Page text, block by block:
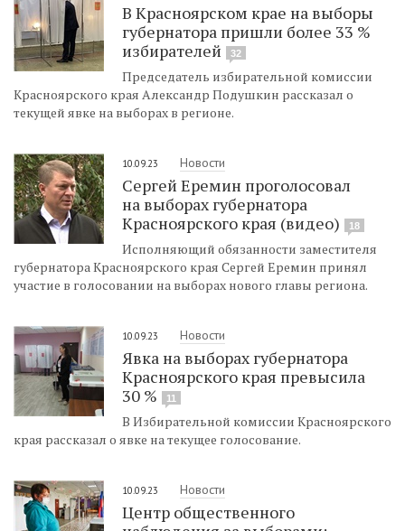
В Красноярском крае на выборы
губернатора пришли более 33 %
избирателей
32
Председатель избирательной комиссии
Красноярского края Александр Подушкин рассказал о
текущей явке на выборах в регионе.
10.09.23 Новости
Сергей Еремин проголосовал
на выборах губернатора
Красноярского края (видео)
18
Исполняющий обязанности заместителя
губернатора Красноярского края Сергей Еремин принял
участие в голосовании на выборах нового главы региона.
10.09.23 Новости
Явка на выборах губернатора
Красноярского края превысила
30 %
11
В Избирательной комиссии Красноярского
края рассказал о явке на текущее голосование.
10.09.23 Новости
Центр общественного